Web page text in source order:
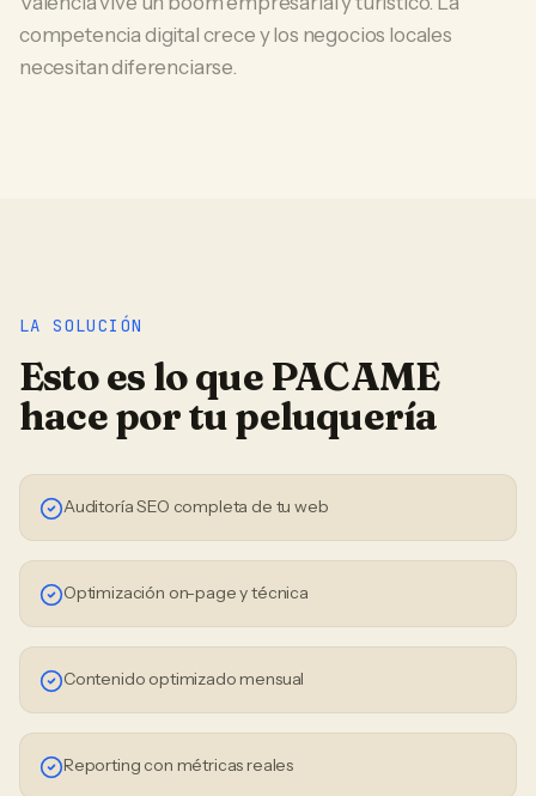
competencia digital crece y los negocios locales
necesitan diferenciarse.
LA SOLUCIÓN
Esto es lo que PACAME
hace por tupeluquería
Auditoría SEO completa de tu web
Optimización on-page y técnica
Contenido optimizado mensual
Reporting con métricas reales